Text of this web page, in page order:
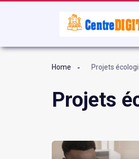
Home Projets
Projets